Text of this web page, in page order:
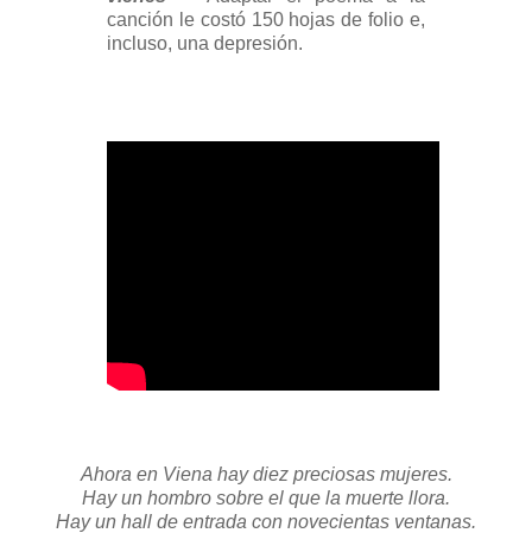
canción le costó 150 hojas de folio e,
incluso, una depresión.
Ahora en Viena hay diez preciosas mujeres.
Hay un hombro sobre el que la muerte llora.
Hay un hall de entrada con novecientas ventanas.